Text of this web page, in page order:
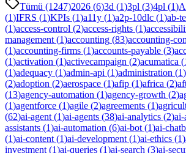
Tümü (1247)2026 (6)3d (1)3pl (3)4pl (1)
(1)IFRS (1)KPIs (1)a11y (1)a2p-10dlc (1)ab-
(1)access-control (2)access-rights (1)
management (1)accounting (83)accounting-
(1)accounting-firms (1)accounts-payable (3)
(1)activation (1)activecampaign (2)acumatica (
(1)adequacy (1)admin-api (1)administration (1)
(2)adoption (2)aerospace (1)afip (1)africa (2)
(13)agency-automation (1)agency-growth (2)
(1)agentforce (1)agile (2)agreements (1)
(62)ai-agent (1)ai-agents (38)ai-analytics (2)ai-
assistants (1)ai-automation (6)ai-bot (1)ai-
(1)ai-content (1)ai-development (1)ai-ethics (1)
investment (1)ai-queries (1)ai-search (3)ai-